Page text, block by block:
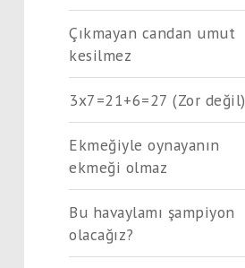
Çıkmayan candan umut
kesilmez
3x7=21+6=27 (Zor değil)
Ekmeğiyle oynayanın
ekmeği olmaz
Bu havaylamı şampiyon
olacağız?